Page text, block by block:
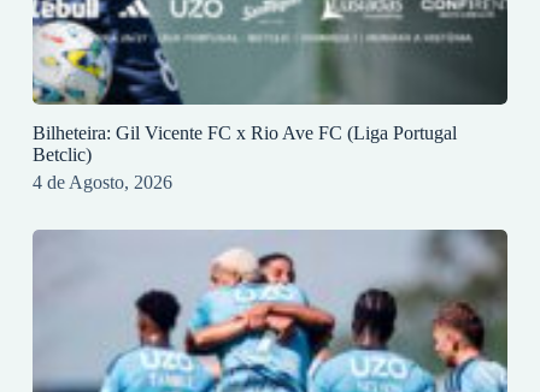
Bilheteira: Gil Vicente FC x Rio Ave FC (Liga Portugal
Betclic)
4 de Agosto, 2026